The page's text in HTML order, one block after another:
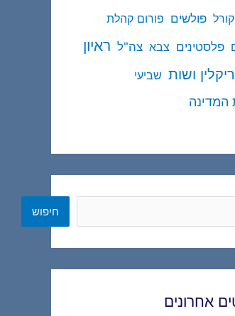
פולשים פורום קהלת
פלסטינים צבא צה"ל ראיון
ריקלין ושות שביעי
המדינה
חיפוש
אחרונים